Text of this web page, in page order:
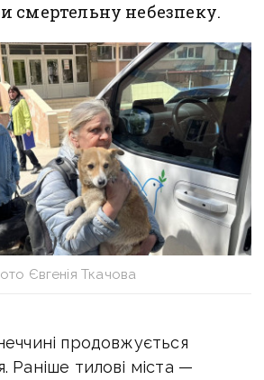
смертельну небезпеку.
Євгенія Ткачова
продовжується
Раніше тилові міста —